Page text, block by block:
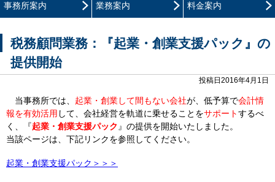
事務所案内 業務案内 料金案内
税務顧問業務：『起業・創業支援パック』の
提供開始
投稿日2016年4月1日
当事務所では、 起業・創業して間もない会社が、低予算で会計情
報を有効活用 して、会社経営を軌道に乗せることをサポートするべ
く、『起業・創業支援パック 』の提供を開始いたしました。
当該ページは、下記リンクを参照してください。
起業・創業支援パック＞＞＞